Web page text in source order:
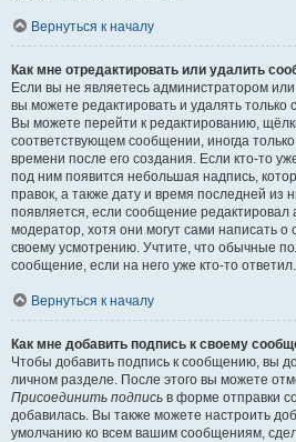
Вернуться к началу
Как мне отредактировать или удалить
Если вы не являетесь администратором
вы можете редактировать и удалять
Вы можете перейти к редактированию,
соответствующем сообщении, иногда
времени после его создания. Если кто-то
под ним появится небольшая надпись,
правок, а также дату и время последней из
появляется, если сообщение редактировал
модератор, хотя они могут сами написать
своему усмотрению. Учтите, что обычные
сообщение, если на него уже кто-то ответил.
Вернуться к началу
Как мне добавить подпись к своему
Чтобы добавить подпись к сообщению, вы
личном разделе. После этого вы можете
Присоединить подпись в форме отправки
добавилась. Вы также можете настроить
умолчанию ко всем вашим сообщениям,